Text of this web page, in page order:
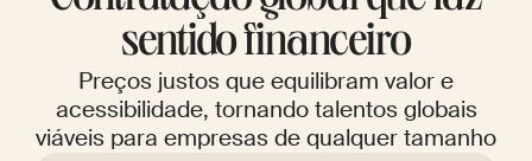
sentido financeiro
Preços justos que equilibram valor e
acessibilidade, tornando talentos globais
viáveis para empresas de qualquer tamanho